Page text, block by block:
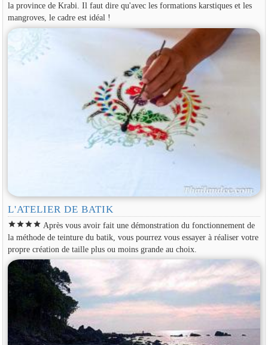
la province de Krabi. Il faut dire qu'avec les formations karstiques et les
mangroves, le cadre est idéal !
L'ATELIER DE BATIK
starstarstarstar Après vous avoir fait une démonstration du fonctionnement de
la méthode de teinture du batik, vous pourrez vous essayer à réaliser votre
propre création de taille plus ou moins grande au choix.